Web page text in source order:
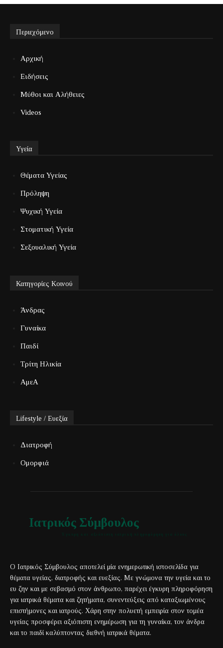
Περιεχόμενο
Αρχική
Ειδήσεις
Μύθοι και Αλήθειες
Videos
Υγεία
Θέματα Υγείας
Πρόληψη
Ψυχική Υγεία
Στοματική Υγεία
Σεξουαλική Υγεία
Κατηγορίες Κοινού
Άνδρας
Γυναίκα
Παιδί
Τρίτη Ηλικία
ΑμεΑ
Lifestyle / Ευεξία
Διατροφή
Ομορφιά
Ιατρικός Σύμβουλος
Ο Ιατρικός Σύμβουλος αποτελεί μία ενημερωτική ιστοσελίδα για
θέματα υγείας, διατροφής και ευεξίας. Με γνώμονα την υγεία και το
ευ ζην και με σεβασμό στον άνθρωπο, παρέχει έγκυρη πληροφόρηση
για ιατρικά θέματα και ζητήματα, συνεντεύξεις από καταξιωμένους
επιστήμονες και ιατρούς. Χάρη στην πολυετή εμπειρία στον τομέα
υγείας προσφέρει αξιόπιστη ενημέρωση για τη γυναίκα, τον άνδρα
και το παιδί καλύπτοντας διεθνή ιατρικά θέματα.